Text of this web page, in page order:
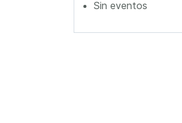
Sin eventos